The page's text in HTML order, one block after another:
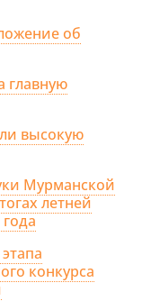
об
главную
высокую
Мурманской
летней
конкурса